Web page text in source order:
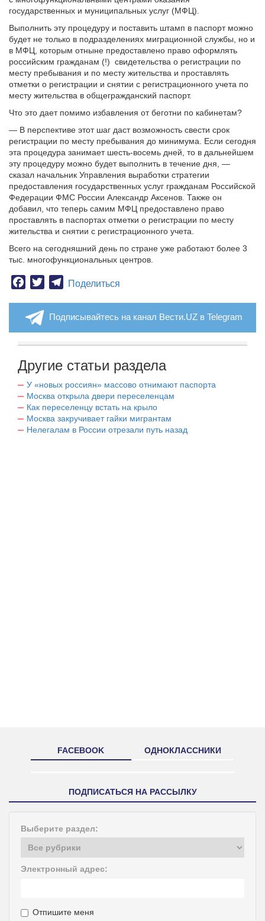
государственных и муниципальных услуг (МФЦ).
Выполнить эту процедуру и поставить штамп в паспорт можно
будет не только в подразделениях миграционной службы, но и
в МФЦ, которым отныне предоставлено право оформлять
российским гражданам (!) свидетельства о регистрации по
месту пребывания и по месту жительства и проставлять
отметки о регистрации и снятии с регистрационного учета по
месту жительства в общегражданский паспорт.
Что это дает помимо избавления от беготни по кабинетам?
— В перспективе этот шаг даст возможность свести срок
регистрации по месту пребывания до минимума. Если сегодня
эта процедура занимает шесть-восемь дней, то в дальнейшем
эту процедуру можно будет выполнить в течение дня, —
сказал начальник Управления выработки стратегии
предоставления государственных услуг гражданам Российской
Федерации ФМС России Александр Аксенов. Также он
добавил, что теперь самим МФЦ предоставлено право
проставлять в паспортах отметки о регистрации по месту
жительства и снятии с регистрационного учета.
Всего на сегодняшний день по стране уже работают более 3
тыс. многофункциональных центров.
Facebook
TwitterTelegram
Поделиться
Подписывайтесь на канал Вести.UZ в Telegram
Другие статьи раздела
У «новых россиян» массово отнимают паспорта
Москва открыла двери переселенцам
Как переселенцу встать на крыло
Москва закручивает гайки мигрантам
Нелегалам в России отрезали путь назад
FACEBOOK ОДНОКЛАССНИКИ
ПОДПИСАТЬСЯ НА РАССЫЛКУ
Выберите раздел:
Электронный адрес:
Отпишите меня